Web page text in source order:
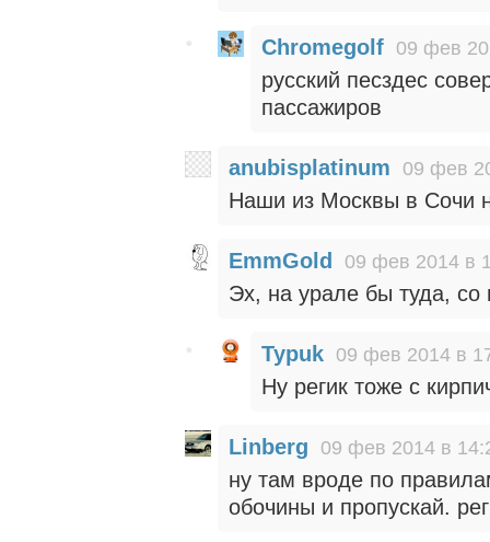
Chromegolf 09 фев
русский песздес
пассажиров
anubisplatinum 09 фев
Наши из Москвы в Сочи
EmmGold 09 фев 2014 в
Эх, на урале бы туда,
Typuk 09 фев 2014 в
Ну регик тоже с
Linberg 09 фев 2014 в
ну там вроде по
обочины и пропускай.